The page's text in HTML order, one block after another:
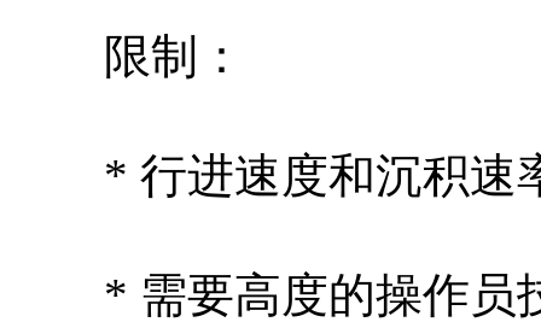
限制：
* 行进速度和沉积速
* 需要高度的操作员